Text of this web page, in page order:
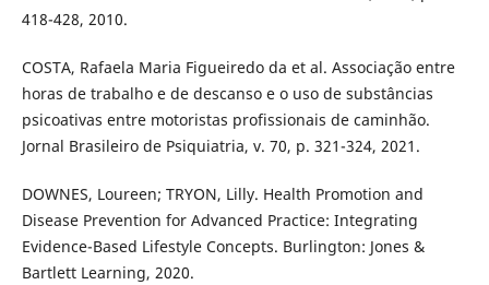
418-428, 2010.
COSTA, Rafaela Maria Figueiredo da et al. Associação entre
horas de trabalho e de descanso e o uso de substâncias
psicoativas entre motoristas profissionais de caminhão.
Jornal Brasileiro de Psiquiatria, v. 70, p. 321-324, 2021.
DOWNES, Loureen; TRYON, Lilly. Health Promotion and
Disease Prevention for Advanced Practice: Integrating
Evidence-Based Lifestyle Concepts. Burlington: Jones &
Bartlett Learning, 2020.